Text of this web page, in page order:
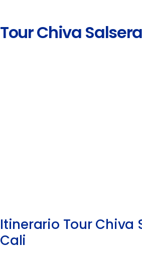
Tour Chiva
Itinerario Tour Chiva
Cali